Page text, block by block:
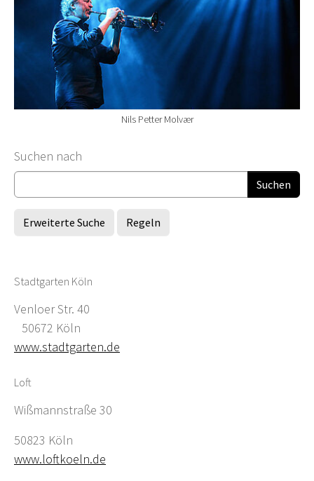
Nils Petter Molvær
Suchformular
Suchen nach
Erweiterte Suche Regeln
Stadtgarten Köln
Venloer Str. 40
50672 Köln
www.stadtgarten.de
Loft
Wißmannstraße 30
50823 Köln
www.loftkoeln.de